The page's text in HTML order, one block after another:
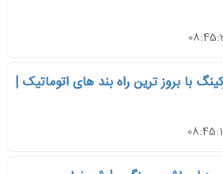
با بروز ترین راه بند های اتوماتیک |